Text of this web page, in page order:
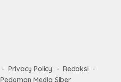
Privacy Policy
Redaksi
Pedoman Media Siber